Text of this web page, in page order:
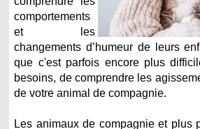
comportements
et les
changements d’humeur de leurs
que c'est parfois encore plus
besoins, de comprendre les
de votre animal de compagnie.
Les animaux de compagnie et plus